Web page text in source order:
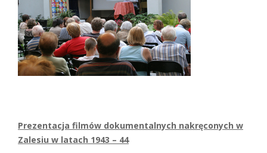
Prezentacja filmów dokumentalnych nakręconych w
Zalesiu w latach 1943 – 44